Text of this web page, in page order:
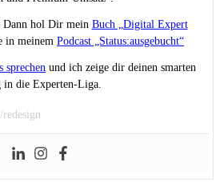
Dann hol Dir mein Buch „Digital Expert
in meinem Podcast „Status:ausgebucht“
sprechen und ich zeige dir deinen smarten
in die Experten-Liga.